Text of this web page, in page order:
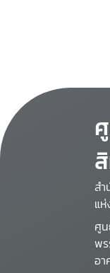
ส
แห่
ศู
พ
อ